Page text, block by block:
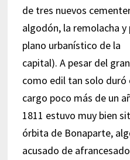
de tres nuevos
algodón, la remolacha
plano urbanístico de la
capital). A pesar del
como edil tan solo duró
cargo poco más de un
1811 estuvo muy bien
órbita de Bonaparte,
acusado de